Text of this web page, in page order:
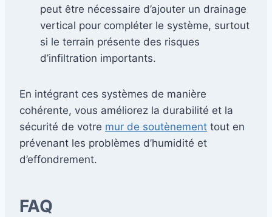
peut être nécessaire d’ajouter un drainage
vertical pour compléter le système, surtout
si le terrain présente des risques
d’infiltration importants.
En intégrant ces systèmes de manière
cohérente, vous améliorez la durabilité et la
sécurité de votre mur de soutènement tout en
prévenant les problèmes d’humidité et
d’effondrement.
FAQ